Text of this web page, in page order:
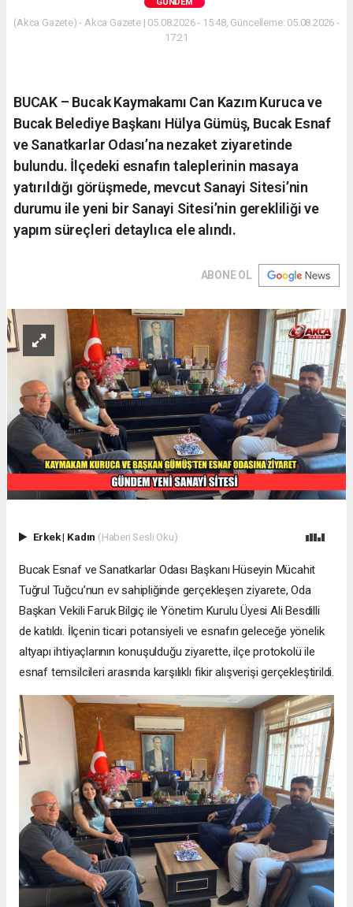
GÜNDEM
(Akca Gazete) - Akca Gazete | 05.08.2026 - 15:48, Güncelleme: 05.08.2026 -
17:21
BUCAK – Bucak Kaymakamı Can Kazım Kuruca ve
Bucak Belediye Başkanı Hülya Gümüş, Bucak Esnaf
ve Sanatkarlar Odası’na nezaket ziyaretinde
bulundu. İlçedeki esnafın taleplerinin masaya
yatırıldığı görüşmede, mevcut Sanayi Sitesi’nin
durumu ile yeni bir Sanayi Sitesi’nin gerekliliği ve
yapım süreçleri detaylıca ele alındı.
ABONE OL
Erkek| Kadın (Haberi Sesli Oku)
Bucak Esnaf ve Sanatkarlar Odası Başkanı Hüseyin Mücahit
Tuğrul Tuğcu’nun ev sahipliğinde gerçekleşen ziyarete, Oda
Başkan Vekili Faruk Bilgiç ile Yönetim Kurulu Üyesi Ali Besdilli
de katıldı. İlçenin ticari potansiyeli ve esnafın geleceğe yönelik
altyapı ihtiyaçlarının konuşulduğu ziyarette, ilçe protokolü ile
esnaf temsilcileri arasında karşılıklı fikir alışverişi gerçekleştirildi.